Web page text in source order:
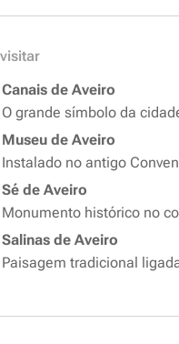
Canais de Aveiro
O grande símbolo da
Museu de Aveiro
Instalado no antigo
Sé de Aveiro
Monumento histórico no
Salinas de Aveiro
Paisagem tradicional